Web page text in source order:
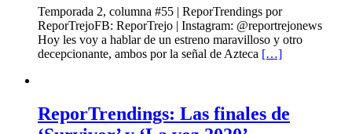
Temporada 2, columna #55 | ReporTrendings por
ReporTrejoFB: ReporTrejo | Instagram: @reportrejonews
Hoy les voy a hablar de un estreno maravilloso y otro
decepcionante, ambos por la señal de Azteca […]
ReporTrendings: Las finales de